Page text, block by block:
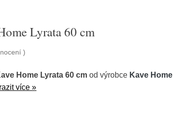
Lyrata 60 cm
)
Home Lyrata 60 cm od výrobce Kave Home
více »